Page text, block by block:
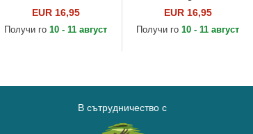
EUR 16,95
Получи го10 - 11 август
177ml / 6oz от Jason
Markk
EUR 16,95
Получи го10 - 11 август
В сътрудничество с